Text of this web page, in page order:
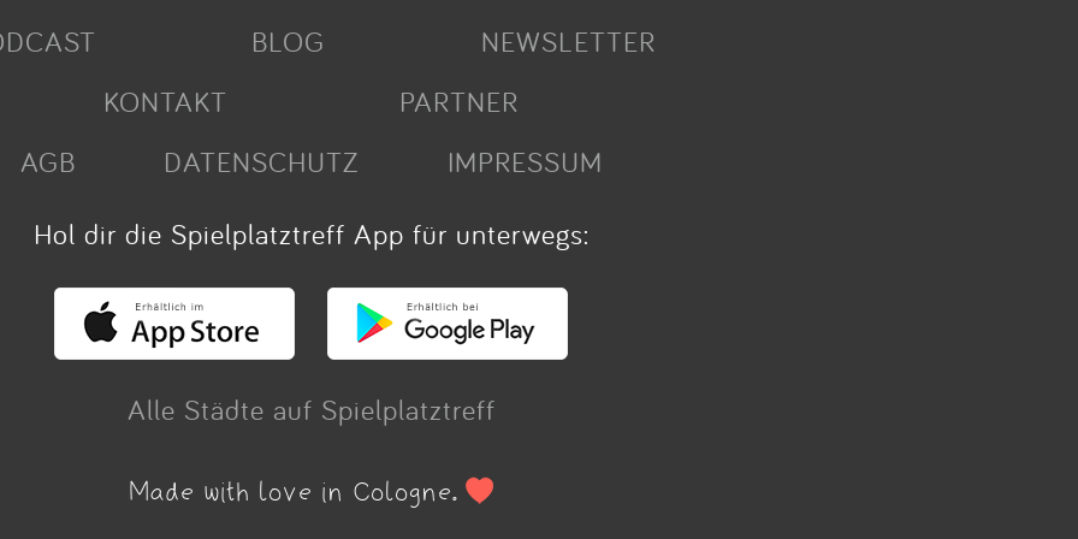
BLOG
NEWSLETTER
KONTAKT
PARTNER
AGB
DATENSCHUTZ
IMPRESSUM
Hol dir die Spielplatztreff App für unterwegs:
Alle Städte auf Spielplatztreff
Made with love in Cologne.